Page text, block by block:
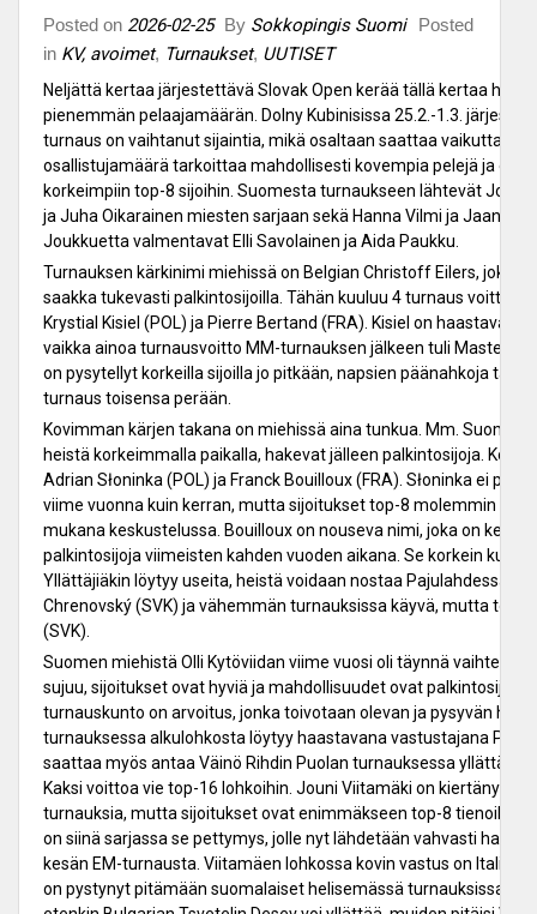
Posted on 2026-02-25 By Sokkopingis Suomi
Posted
in KV, avoimet, Turnaukset, UUTISET
Neljättä kertaa järjestettävä Slovak Open kerää tällä kertaa
pienemmän pelaajamäärän. Dolny Kubinisissa 25.2.-1.3.
turnaus on vaihtanut sijaintia, mikä osaltaan saattaa vaikuttaa
osallistujamäärä tarkoittaa mahdollisesti kovempia pelejä ja
korkeimpiin top-8 sijoihin. Suomesta turnaukseen lähtevät Jouni
ja Juha Oikarainen miesten sarjaan sekä Hanna Vilmi ja Jaana
Joukkuetta valmentavat Elli Savolainen ja Aida Paukku.
Turnauksen kärkinimi miehissä on Belgian Christoff Eilers, joka
saakka tukevasti palkintosijoilla. Tähän kuuluu 4 turnaus voittoa.
Krystial Kisiel (POL) ja Pierre Bertand (FRA). Kisiel on haastava ja
vaikka ainoa turnausvoitto MM-turnauksen jälkeen tuli Masters-
on pysytellyt korkeilla sijoilla jo pitkään, napsien päänahkoja tai
turnaus toisensa perään.
Kovimman kärjen takana on miehissä aina tunkua. Mm. Suomen
heistä korkeimmalla paikalla, hakevat jälleen palkintosijoja.
Adrian Słoninka (POL) ja Franck Bouilloux (FRA). Słoninka ei
viime vuonna kuin kerran, mutta sijoitukset top-8 molemmin
mukana keskustelussa. Bouilloux on nouseva nimi, joka on
palkintosijoja viimeisten kahden vuoden aikana. Se korkein
Yllättäjiäkin löytyy useita, heistä voidaan nostaa Pajulahdessa
Chrenovský (SVK) ja vähemmän turnauksissa käyvä, mutta
(SVK).
Suomen miehistä Olli Kytöviidan viime vuosi oli täynnä
sujuu, sijoitukset ovat hyviä ja mahdollisuudet ovat
turnauskunto on arvoitus, jonka toivotaan olevan ja pysyvän
turnauksessa alkulohkosta löytyy haastavana vastustajana
saattaa myös antaa Väinö Rihdin Puolan turnauksessa yllättänyt
Kaksi voittoa vie top-16 lohkoihin. Jouni Viitamäki on kiertänyt
turnauksia, mutta sijoitukset ovat enimmäkseen top-8 tienoilla.
on siinä sarjassa se pettymys, jolle nyt lähdetään vahvasti
kesän EM-turnausta. Viitamäen lohkossa kovin vastus on Italian
on pystynyt pitämään suomalaiset helisemässä turnauksissa.